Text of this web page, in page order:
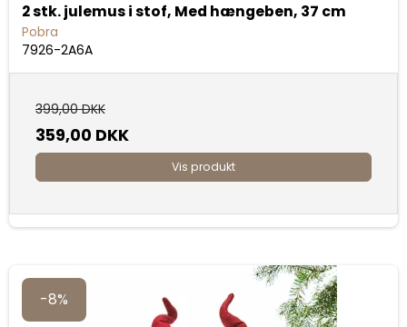
2 stk. julemus i stof, Med hængeben, 37 cm
Pobra
7926-2A6A
399,00 DKK
359,00 DKK
Vis produkt
-8%